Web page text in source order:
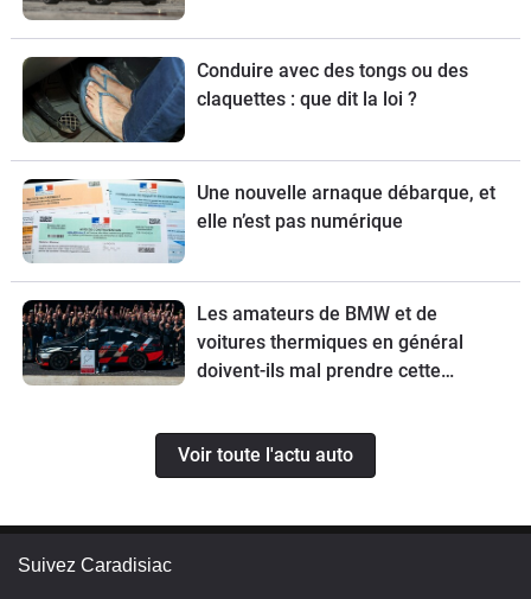
Conduire avec des tongs ou des
claquettes : que dit la loi ?
Une nouvelle arnaque débarque, et
elle n’est pas numérique
Les amateurs de BMW et de
voitures thermiques en général
doivent-ils mal prendre cette
Voir toute l'actu auto
Suivez Caradisiac